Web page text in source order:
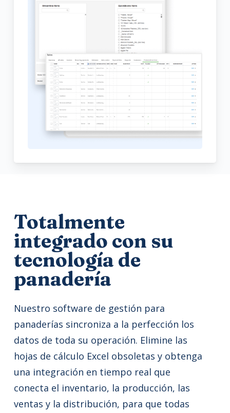
Totalmente
integrado con su
tecnología de
panadería
Nuestro software de gestión para
panaderías sincroniza a la perfección los
datos de toda su operación. Elimine las
hojas de cálculo Excel obsoletas y obtenga
una integración en tiempo real que
conecta el inventario, la producción, las
ventas y la distribución, para que todas